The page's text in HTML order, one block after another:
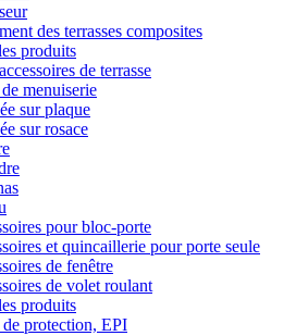
des terrasses composites
produits
de terrasse
menuiserie
sur plaque
sur rosace
pour bloc-porte
et quincaillerie pour porte seule
de fenêtre
de volet roulant
produits
protection, EPI